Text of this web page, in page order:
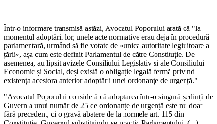
Într-o informare transmisă astăzi, Avocatul Poporului arată că "la
momentul adoptării lor, unele acte normative erau deja în procedură
parlamentară, urmând să fie votate de «unica autoritate legiuitoare a
țării», așa cum este definit Parlamentul de către Constituție. De
asemenea, au lipsit avizele Consiliului Legislativ și ale Consiliului
Economic și Social, deși există o obligație legală fermă privind
existența acestora anterior adoptării unei ordonanțe de urgență."
"Avocatul Poporului consideră că adoptarea într-o singură ședință de
Guvern a unui număr de 25 de ordonanțe de urgență este nu doar
fără precedent, ci o gravă abatere de la normele art. 115 din